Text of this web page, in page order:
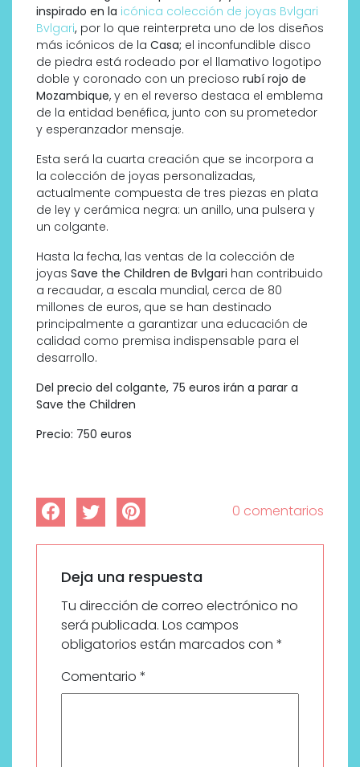
inspirado en la icónica colección de joyas Bvlgari
Bvlgari, por lo que reinterpreta uno de los diseños
más icónicos de la Casa; el inconfundible disco
de piedra está rodeado por el llamativo logotipo
doble y coronado con un precioso rubí rojo de
Mozambique, y en el reverso destaca el emblema
de la entidad benéfica, junto con su prometedor
y esperanzador mensaje.
Esta será la cuarta creación que se incorpora a
la colección de joyas personalizadas,
actualmente compuesta de tres piezas en plata
de ley y cerámica negra: un anillo, una pulsera y
un colgante.
Hasta la fecha, las ventas de la colección de
joyas Save the Children de Bvlgari han contribuido
a recaudar, a escala mundial, cerca de 80
millones de euros, que se han destinado
principalmente a garantizar una educación de
calidad como premisa indispensable para el
desarrollo.
Del precio del colgante, 75 euros irán a parar a
Save the Children
Precio: 750 euros
0 comentarios
Deja una respuesta
Tu dirección de correo electrónico no
será publicada. Los campos
obligatorios están marcados con *
Comentario *